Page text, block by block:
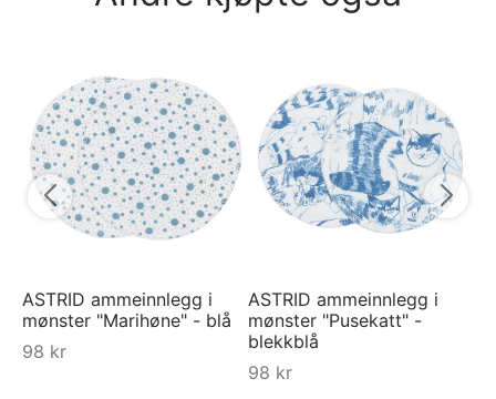
ASTRID ammeinnlegg i
mønster "Marihøne" - blå
98 kr
ASTRID ammeinnlegg i
mønster "Pusekatt" -
blekkblå
98 kr